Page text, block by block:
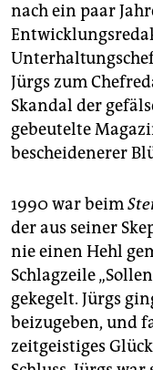
nach ein paar
Jürgs zum
Skandal der
gebeutelte
bescheidenerer
1990 war beim
der aus seiner
nie einen Hehl
Schlagzeile
gekegelt. Jürgs
beizugeben, und
zeitgeistiges